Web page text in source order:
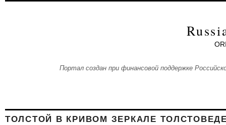
Портал создан при финансовой поддержке
ТОЛСТОЙ В КРИВОМ ЗЕРКАЛЕ